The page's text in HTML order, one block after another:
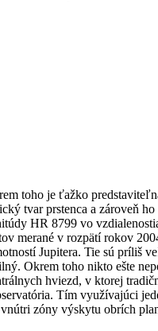
toho je ťažko
tvar prstenca a zároveň
HR 8799 vo
merané v rozpätí rokov
Jupitera. Tie sú príliš
Okrem toho nikto ešte
hviezd, v ktorej
Tím využívajúci
zóny výskytu obrích